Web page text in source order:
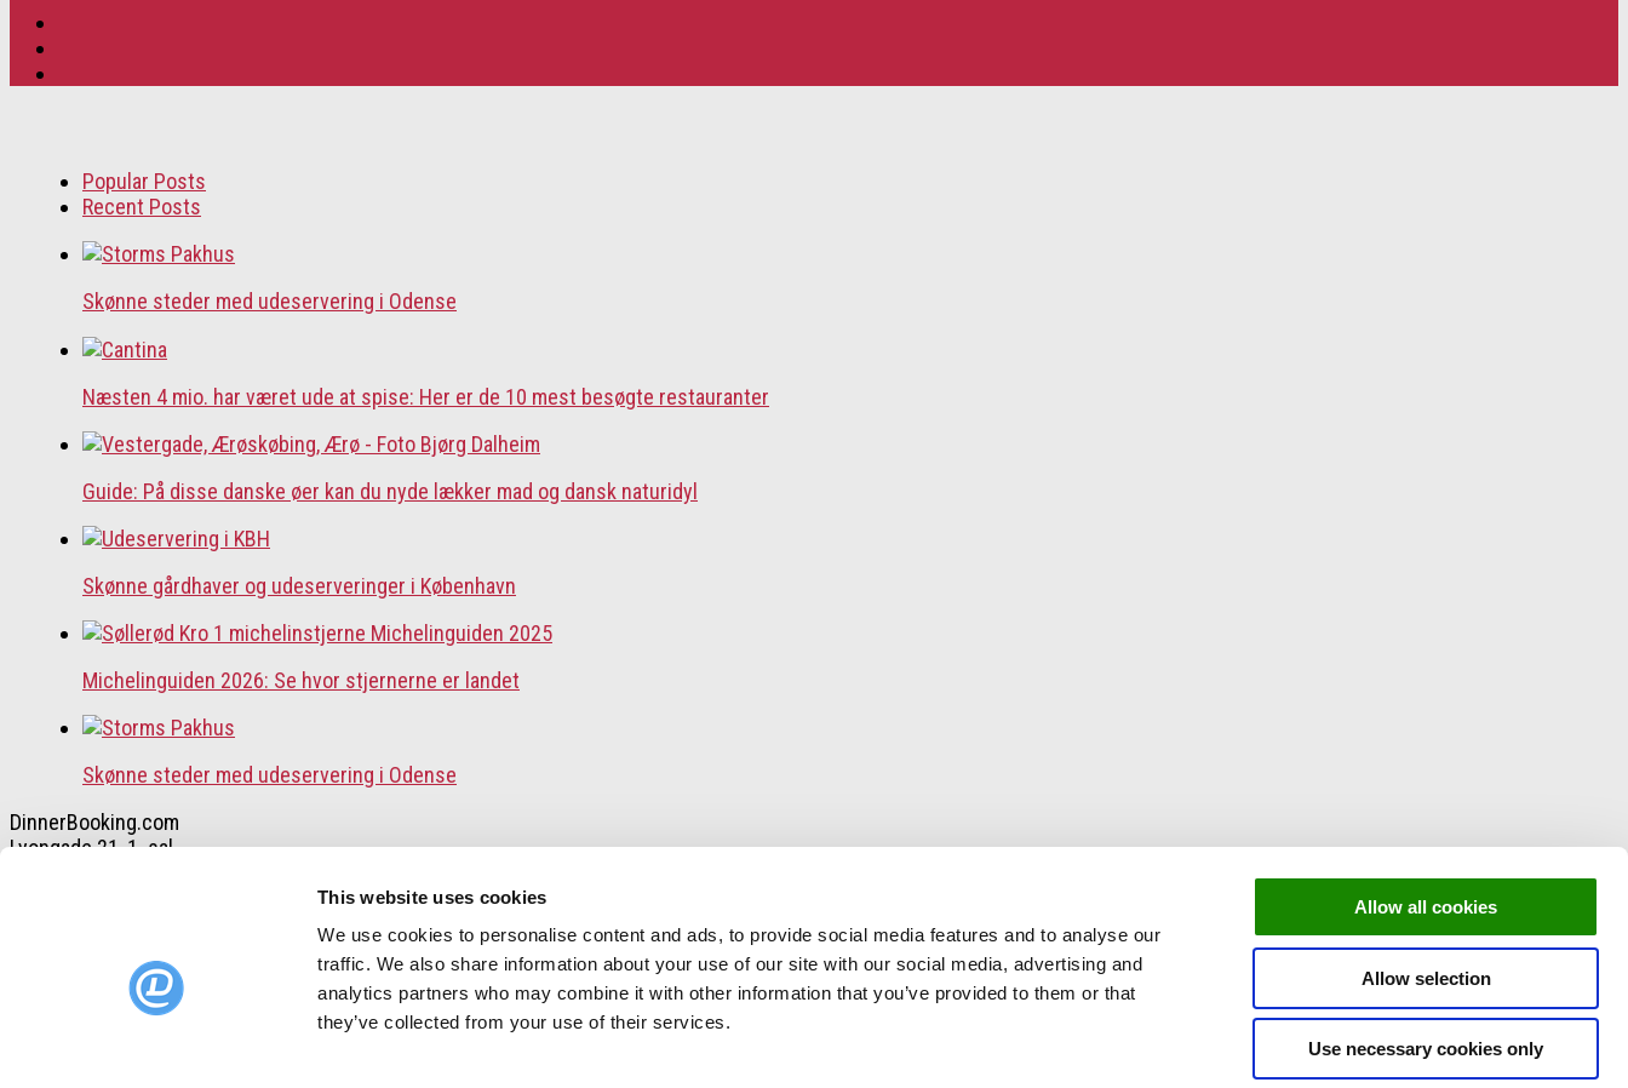
This website uses cookies
We use cookies to personalise content and ads, to provide social media features and to analyse our
traffic. We also share information about your use of our site with our social media, advertising and
analytics partners who may combine it with other information that you’ve provided to them or that
they’ve collected from your use of their services.
Allow all cookies
Allow selection
Use necessary cookies only
Popular Posts
Recent Posts
Skønne steder med udeservering i Odense
Næsten 4 mio. har været ude at spise: Her er de 10 mest besøgte restauranter
Guide: På disse danske øer kan du nyde lækker mad og dansk naturidyl
Skønne gårdhaver og udeserveringer i København
Michelinguiden 2026: Se hvor stjernerne er landet
Skønne steder med udeservering i Odense
DinnerBooking.com
Lyongade 21, 1. sal
DinnerBooking.com
For restauranter
Et smartere restaurant-bookingsystem